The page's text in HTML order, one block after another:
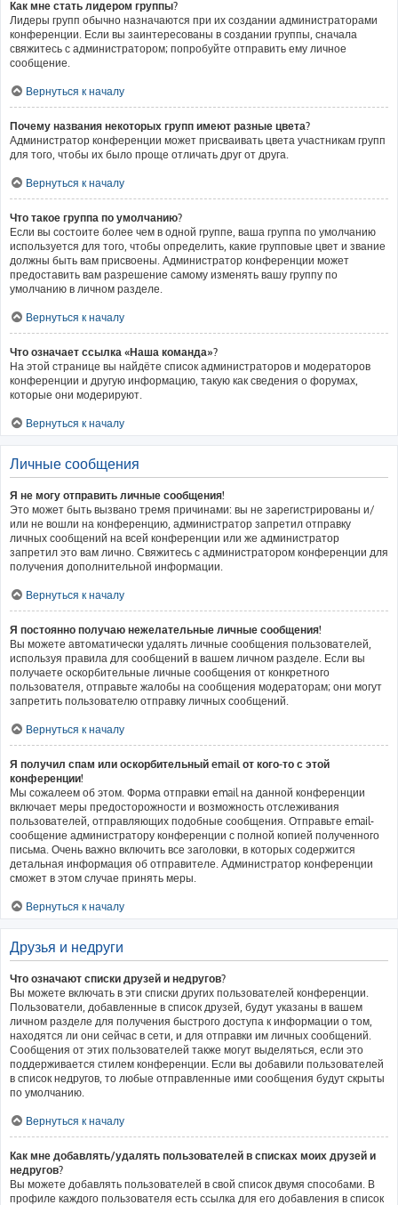
Как мне стать лидером группы?
Лидеры групп обычно назначаются при их создании администраторами
конференции. Если вы заинтересованы в создании группы, сначала
свяжитесь с администратором; попробуйте отправить ему личное
сообщение.
Вернуться к началу
Почему названия некоторых групп имеют разные цвета?
Администратор конференции может присваивать цвета участникам групп
для того, чтобы их было проще отличать друг от друга.
Вернуться к началу
Что такое группа по умолчанию?
Если вы состоите более чем в одной группе, ваша группа по умолчанию
используется для того, чтобы определить, какие групповые цвет и звание
должны быть вам присвоены. Администратор конференции может
предоставить вам разрешение самому изменять вашу группу по
умолчанию в личном разделе.
Вернуться к началу
Что означает ссылка «Наша команда»?
На этой странице вы найдёте список администраторов и модераторов
конференции и другую информацию, такую как сведения о форумах,
которые они модерируют.
Вернуться к началу
Личные сообщения
Я не могу отправить личные сообщения!
Это может быть вызвано тремя причинами: вы не зарегистрированы и/
или не вошли на конференцию, администратор запретил отправку
личных сообщений на всей конференции или же администратор
запретил это вам лично. Свяжитесь с администратором конференции для
получения дополнительной информации.
Вернуться к началу
Я постоянно получаю нежелательные личные сообщения!
Вы можете автоматически удалять личные сообщения пользователей,
используя правила для сообщений в вашем личном разделе. Если вы
получаете оскорбительные личные сообщения от конкретного
пользователя, отправьте жалобы на сообщения модераторам; они могут
запретить пользователю отправку личных сообщений.
Вернуться к началу
Я получил спам или оскорбительный email от кого-то с этой
конференции!
Мы сожалеем об этом. Форма отправки email на данной конференции
включает меры предосторожности и возможность отслеживания
пользователей, отправляющих подобные сообщения. Отправьте email-
сообщение администратору конференции с полной копией полученного
письма. Очень важно включить все заголовки, в которых содержится
детальная информация об отправителе. Администратор конференции
сможет в этом случае принять меры.
Вернуться к началу
Друзья и недруги
Что означают списки друзей и недругов?
Вы можете включать в эти списки других пользователей конференции.
Пользователи, добавленные в список друзей, будут указаны в вашем
личном разделе для получения быстрого доступа к информации о том,
находятся ли они сейчас в сети, и для отправки им личных сообщений.
Сообщения от этих пользователей также могут выделяться, если это
поддерживается стилем конференции. Если вы добавили пользователей
в список недругов, то любые отправленные ими сообщения будут скрыты
по умолчанию.
Вернуться к началу
Как мне добавлять/удалять пользователей в списках моих друзей и
недругов?
Вы можете добавлять пользователей в свой список двумя способами. В
профиле каждого пользователя есть ссылка для его добавления в список